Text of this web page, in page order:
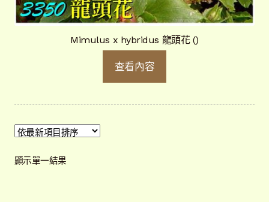
Mimulus x hybridus 龍頭花 ()
查看內容
顯示單一結果